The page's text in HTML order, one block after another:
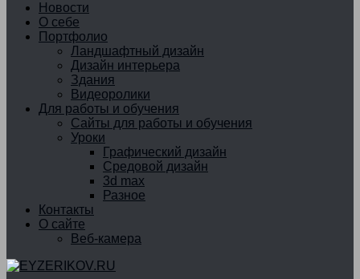
Новости
О себе
Портфолио
Ландшафтный дизайн
Дизайн интерьера
Здания
Видеоролики
Для работы и обучения
Сайты для работы и обучения
Уроки
Графический дизайн
Средовой дизайн
3d max
Разное
Контакты
О сайте
Веб-камера